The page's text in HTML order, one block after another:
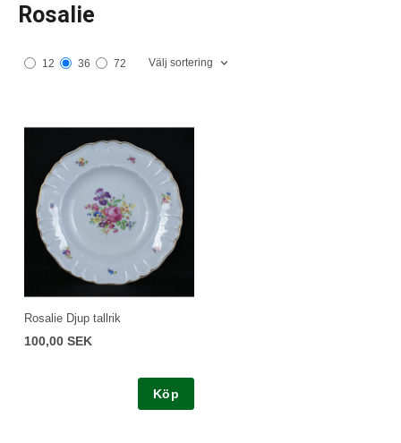
Rosalie
12 36 72 Välj sortering
Rosalie Djup tallrik
100,00 SEK
Köp